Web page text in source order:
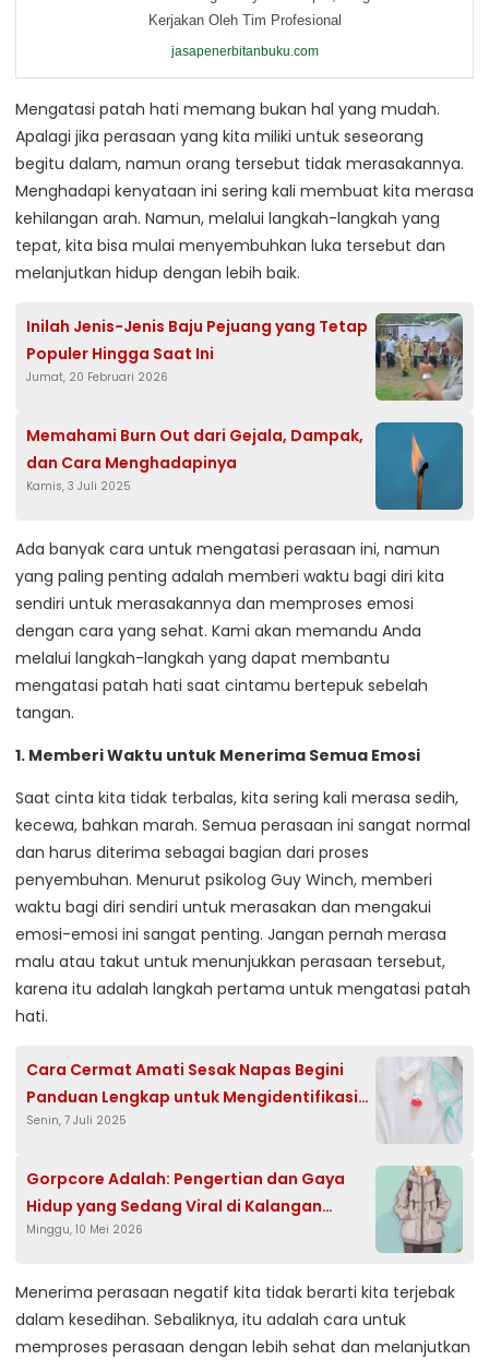
Kerjakan Oleh Tim Profesional
jasapenerbitanbuku.com
Mengatasi patah hati memang bukan hal yang mudah.
Apalagi jika perasaan yang kita miliki untuk seseorang
begitu dalam, namun orang tersebut tidak merasakannya.
Menghadapi kenyataan ini sering kali membuat kita merasa
kehilangan arah. Namun, melalui langkah-langkah yang
tepat, kita bisa mulai menyembuhkan luka tersebut dan
melanjutkan hidup dengan lebih baik.
Inilah Jenis-Jenis Baju Pejuang yang Tetap
Populer Hingga Saat Ini
Jumat, 20 Februari 2026
Memahami Burn Out dari Gejala, Dampak,
dan Cara Menghadapinya
Kamis, 3 Juli 2025
Ada banyak cara untuk mengatasi perasaan ini, namun
yang paling penting adalah memberi waktu bagi diri kita
sendiri untuk merasakannya dan memproses emosi
dengan cara yang sehat. Kami akan memandu Anda
melalui langkah-langkah yang dapat membantu
mengatasi patah hati saat cintamu bertepuk sebelah
tangan.
1. Memberi Waktu untuk Menerima Semua Emosi
Saat cinta kita tidak terbalas, kita sering kali merasa sedih,
kecewa, bahkan marah. Semua perasaan ini sangat normal
dan harus diterima sebagai bagian dari proses
penyembuhan. Menurut psikolog Guy Winch, memberi
waktu bagi diri sendiri untuk merasakan dan mengakui
emosi-emosi ini sangat penting. Jangan pernah merasa
malu atau takut untuk menunjukkan perasaan tersebut,
karena itu adalah langkah pertama untuk mengatasi patah
hati.
Cara Cermat Amati Sesak Napas Begini
Panduan Lengkap untuk Mengidentifikasi
dan Mengatasi Gejalanya
Senin, 7 Juli 2025
Gorpcore Adalah: Pengertian dan Gaya
Hidup yang Sedang Viral di Kalangan
Milenial
Minggu, 10 Mei 2026
Menerima perasaan negatif kita tidak berarti kita terjebak
dalam kesedihan. Sebaliknya, itu adalah cara untuk
memproses perasaan dengan lebih sehat dan melanjutkan